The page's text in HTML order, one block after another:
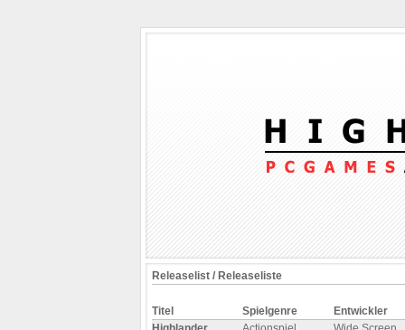
Releaselist / Releaseliste
Titel Spielgenre
Entwickler